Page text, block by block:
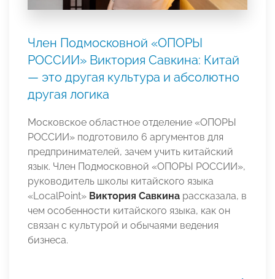
Член Подмосковной «ОПОРЫ
РОССИИ» Виктория Савкина: Китай
— это другая культура и абсолютно
другая логика
Московское областное отделение «ОПОРЫ
РОССИИ» подготовило 6 аргументов для
предпринимателей, зачем учить китайский
язык. Член Подмосковной «ОПОРЫ РОССИИ»,
руководитель школы китайского языка
«LocalPoint» Виктория Савкина рассказала, в
чем особенности китайского языка, как он
связан с культурой и обычаями ведения
бизнеса.